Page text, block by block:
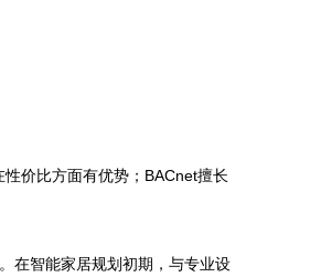
价比方面有优势；BACnet擅长
在智能家居规划初期，与专业设